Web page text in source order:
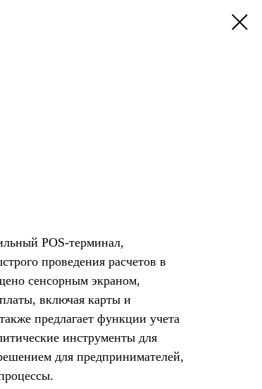
POS-терминал,
проведения расчетов в
сенсорным экраном,
включая карты и
предлагает функции учета
инструменты для
для предпринимателей,